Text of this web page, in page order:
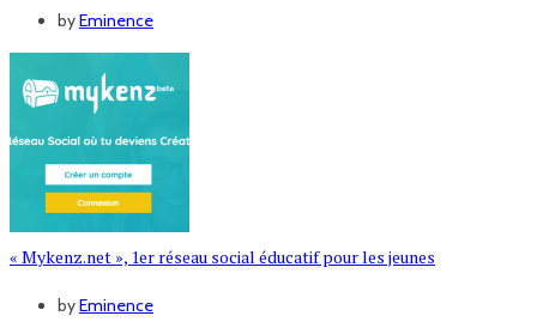
byEminence
« Mykenz.net », 1er réseau social éducatif pour les jeunes
byEminence